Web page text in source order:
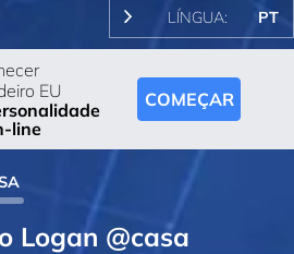
LÍNGUA: PT
EU
line
COMEÇAR
Logan @casa